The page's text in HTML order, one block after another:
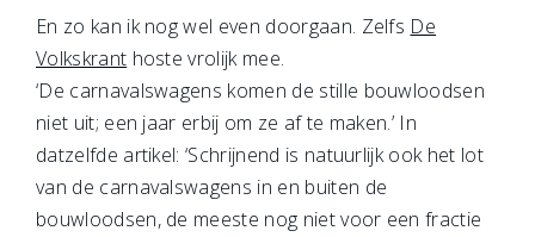
En zo kan ik nog wel even doorgaan. Zelfs De
Volkskrant hoste vrolijk mee.
‘De carnavalswagens komen de stille bouwloodsen
niet uit; een jaar erbij om ze af te maken.’ In
datzelfde artikel: ‘Schrijnend is natuurlijk ook het lot
van de carnavalswagens in en buiten de
bouwloodsen, de meeste nog niet voor een fractie